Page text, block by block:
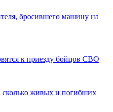
бросившего машину на
к приезду бойцов СВО
живых и погибших